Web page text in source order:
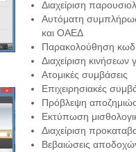
Διαχείριση
Αυτόματη
και ΟΑΕΔ
Παρακολούθηση
Διαχείριση
Ατομικές συμβάσεις
Επιχειρησιακές
Πρόβλεψη
Εκτύπωση
Διαχείριση
Βεβαιώσεις